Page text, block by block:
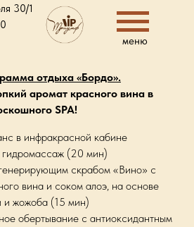
30/1
меню
отдыха «Бордо».
аромат красного вина в
SPA!
в инфракрасной кабине
(20 мин)
скрабом «Вино» с
вина и соком алоэ, на основе
и жожоба (15 мин)
обертывание с антиоксидантным